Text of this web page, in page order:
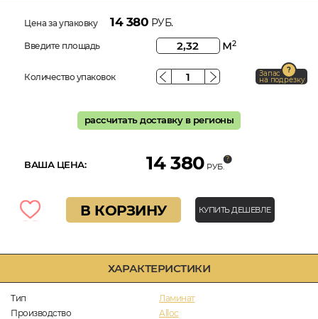
ХАРАКТЕРИСТИКИ
Тип
Ламинат
Производство
Alloc
Цена за упаковку 14 380 РУБ.
Введите площадь м2
Количество упаковок Запас
на подрезку
рассчитать доставку в регионы
ВАША ЦЕНА: 14 380 РУБ.
В КОРЗИНУ КУПИТЬ ДЕШЕВЛЕ